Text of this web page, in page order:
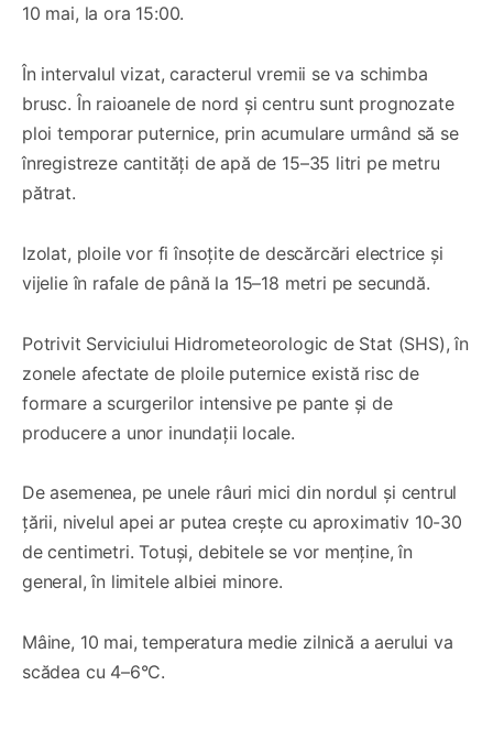
10 mai, la ora 15:00.
În intervalul vizat, caracterul vremii se va schimba
brusc. În raioanele de nord și centru sunt prognozate
ploi temporar puternice, prin acumulare urmând să se
înregistreze cantități de apă de 15–35 litri pe metru
pătrat.
Izolat, ploile vor fi însoțite de descărcări electrice și
vijelie în rafale de până la 15–18 metri pe secundă.
Potrivit Serviciului Hidrometeorologic de Stat (SHS), în
zonele afectate de ploile puternice există risc de
formare a scurgerilor intensive pe pante și de
producere a unor inundații locale.
De asemenea, pe unele râuri mici din nordul și centrul
țării, nivelul apei ar putea crește cu aproximativ 10-30
de centimetri. Totuși, debitele se vor menține, în
general, în limitele albiei minore.
Mâine, 10 mai, temperatura medie zilnică a aerului va
scădea cu 4–6°C.